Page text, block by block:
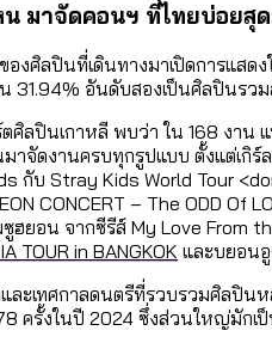
มาจัดคอนฯ ที่ไทยบ่อยสุด
องศิลปินที่เดินทางมาเปิดการแสด
น 31.94% อันดับสองเป็นศิลปินร
ศิลปินเกาหลี พบว่า ใน 168 งา
าจัดงานครบทุกรูปแบบ ตั้งแต่เกิ
กับ Stray Kids World Tour
CONCERT – The ODD
ซูฮยอน จากซีรีส์ My Love From
TOUR in BANGKOK และบยอนอู
ละเทศกาลดนตรีที่รวบรวมศิลปิน
ครั้งในปี 2024 ซึ่งส่วนใหญ่มักเป็